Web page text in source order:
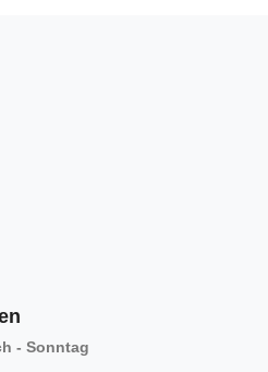
- Sonntag